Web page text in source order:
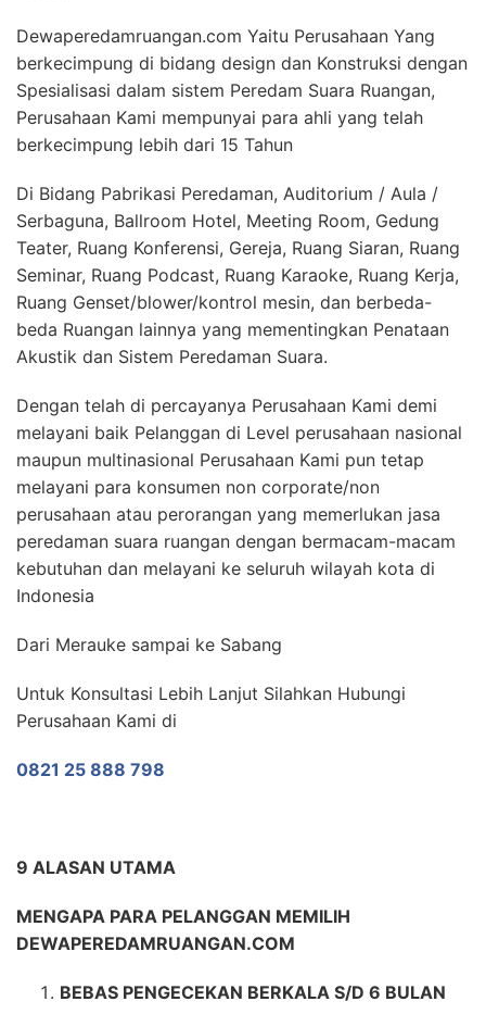
Dewaperedamruangan.com Yaitu Perusahaan Yang
berkecimpung di bidang design dan Konstruksi dengan
Spesialisasi dalam sistem Peredam Suara Ruangan,
Perusahaan Kami mempunyai para ahli yang telah
berkecimpung lebih dari 15 Tahun
Di Bidang Pabrikasi Peredaman, Auditorium / Aula /
Serbaguna, Ballroom Hotel, Meeting Room, Gedung
Teater, Ruang Konferensi, Gereja, Ruang Siaran, Ruang
Seminar, Ruang Podcast, Ruang Karaoke, Ruang Kerja,
Ruang Genset/blower/kontrol mesin, dan berbeda-
beda Ruangan lainnya yang mementingkan Penataan
Akustik dan Sistem Peredaman Suara.
Dengan telah di percayanya Perusahaan Kami demi
melayani baik Pelanggan di Level perusahaan nasional
maupun multinasional Perusahaan Kami pun tetap
melayani para konsumen non corporate/non
perusahaan atau perorangan yang memerlukan jasa
peredaman suara ruangan dengan bermacam-macam
kebutuhan dan melayani ke seluruh wilayah kota di
Indonesia
Dari Merauke sampai ke Sabang
Untuk Konsultasi Lebih Lanjut Silahkan Hubungi
Perusahaan Kami di
0821 25 888 798
9 ALASAN UTAMA
MENGAPA PARA PELANGGAN MEMILIH
DEWAPEREDAMRUANGAN.COM
BEBAS PENGECEKAN BERKALA S/D 6 BULAN